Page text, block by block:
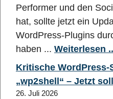
Performer und den
hat, sollte jetzt ein
WordPress-Plugins
haben ... Weiterlesen
Kritische
„wp2shell“ – Jetzt
26. Juli 2026